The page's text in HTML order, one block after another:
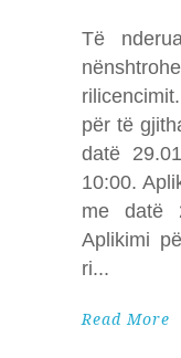
Të
për të
datë
10:00.
me datë
Aplikimi
ri
Read More